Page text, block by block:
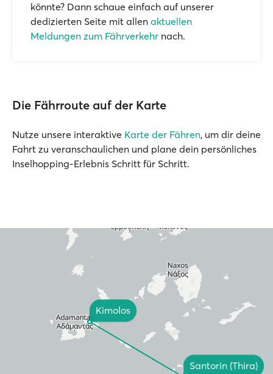
könnte? Dann schaue einfach auf unserer
dedizierten Seite mit allen aktuellen
Meldungen zum Fährverkehr nach.
Die Fährroute auf der Karte
Nutze unsere interaktive Karte der Fähren, um dir deine
Fahrt zu veranschaulichen und plane dein persönliches
Inselhopping-Erlebnis Schritt für Schritt.
Kimolos
Santorin (Thira)